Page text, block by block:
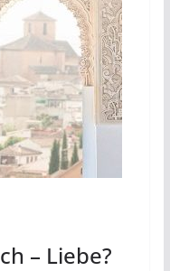
– Liebe?